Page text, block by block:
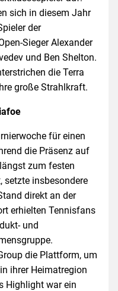
sich in diesem Jahr
der
Sieger Alexander
und Ben Shelton.
die Terra
große Strahlkraft.
für einen
die Präsenz auf
zum festen
setzte insbesondere
direkt an der
erhielten Tennisfans
und
die Plattform, um
ihrer Heimatregion
Highlight war ein